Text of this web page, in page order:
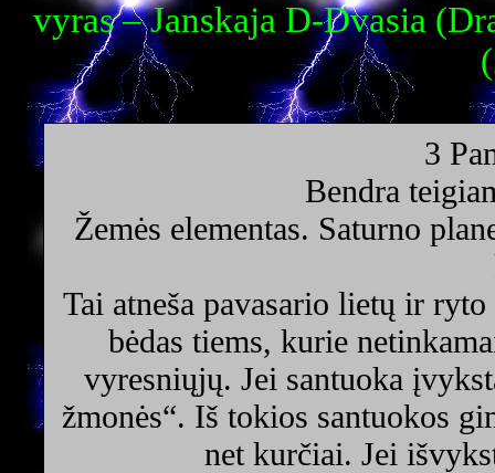
vyras – Janskaja D-Dvasia
3
Bendra
Žemės elementas. Saturno
Tai atneša pavasario lietų ir
bėdas tiems, kurie
vyresniųjų. Jei santuoka
žmonės“. Iš tokios santuokos
net kurčiai. Jei